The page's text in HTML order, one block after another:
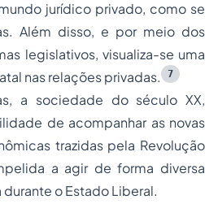
jurídico privado, como se
Além disso, e por meio dos
legislativos, visualiza-se uma
nas relações privadas.
7
a sociedade do século XX,
de acompanhar as novas
trazidas pela Revolução
a agir de forma diversa
o Estado Liberal.